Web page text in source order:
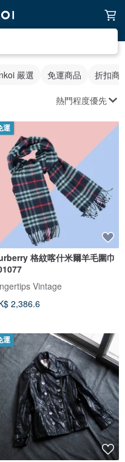
嚴選 免運商品 折扣商
熱門程度優先
運
格紋喀什米爾羊毛圍巾
Vintage
2,386.6
運